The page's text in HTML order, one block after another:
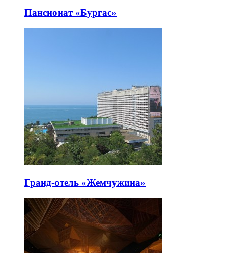
Пансионат «Бургас»
Гранд-отель «Жемчужина»